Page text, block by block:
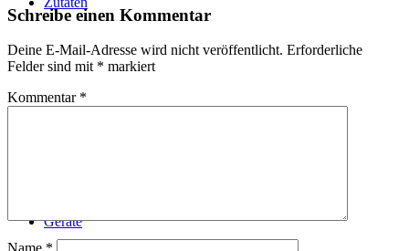
Technik
Geräte
Schreibe einen Kommentar
Deine E-Mail-Adresse wird nicht veröffentlicht. Erforderliche
Felder sind mit * markiert
Kommentar *